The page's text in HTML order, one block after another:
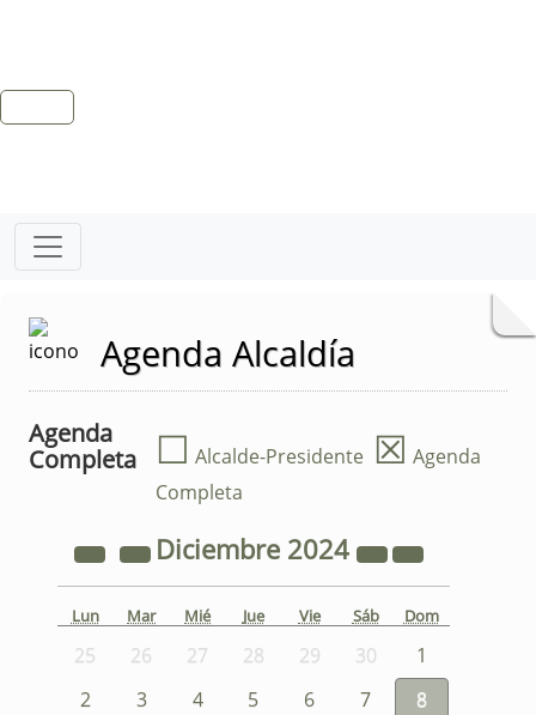
Agenda Alcaldía
Agenda
Completa
☐ Alcalde-Presidente ☒ Agenda
Completa
Diciembre 2024
Lun Mar Mié Jue Vie Sáb Dom
25 26 27 28 29 30
1
2
3 4 5 6 7
8